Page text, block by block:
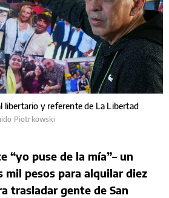
libertario y referente de La Libertad
Piotrkowski
“yo puse de la mía”– un
pesos para alquilar diez
trasladar gente de San